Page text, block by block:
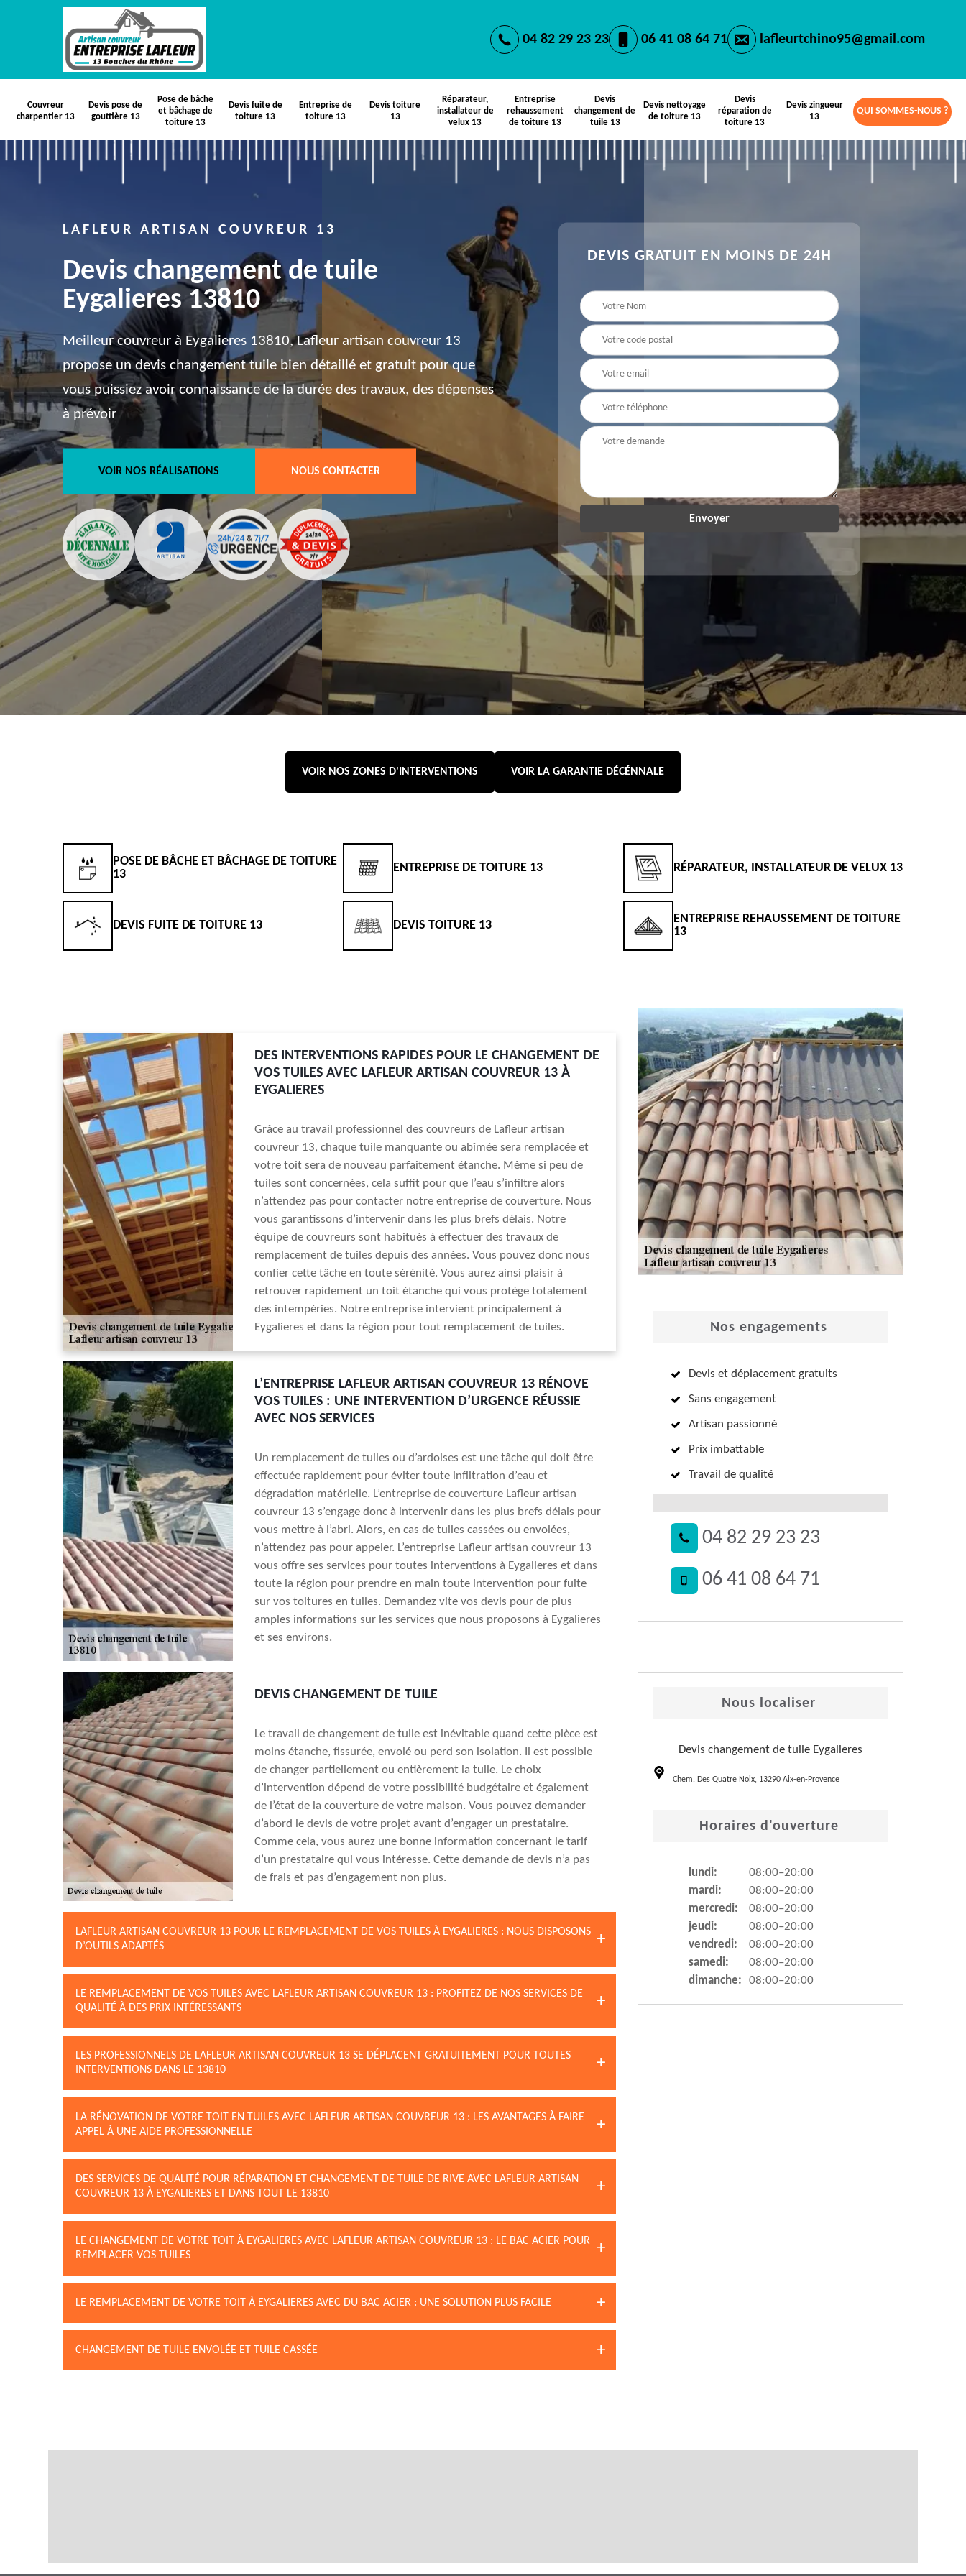
04 82 29 23 23 06 41 08 64 71 lafleurtchino95@gmail.com
Couvreur
charpentier 13
Devis pose de
gouttière 13
Pose de bâche
et bâchage de
toiture 13
Devis fuite de
toiture 13
Entreprise de
toiture 13
Devis toiture
13
Réparateur,
installateur de
velux 13
Entreprise
rehaussement
de toiture 13
Devis
changement de
tuile 13
Devis nettoyage
de toiture 13
Devis
réparation de
toiture 13
Devis zingueur
13
QUI SOMMES-NOUS ?
LAFLEUR ARTISAN COUVREUR 13
Devis changement de tuile
Eygalieres 13810
Meilleur couvreur à Eygalieres 13810, Lafleur artisan couvreur 13
propose un devis changement tuile bien détaillé et gratuit pour que
vous puissiez avoir connaissance de la durée des travaux, des dépenses
à prévoir
VOIR NOS RÉALISATIONS NOUS CONTACTER
DEVIS GRATUIT EN MOINS DE 24H
VOIR NOS ZONES D'INTERVENTIONS VOIR LA GARANTIE DÉCÉNNALE
POSE DE BÂCHE ET BÂCHAGE DE TOITURE
13
DEVIS FUITE DE TOITURE 13
ENTREPRISE DE TOITURE 13
DEVIS TOITURE 13
RÉPARATEUR, INSTALLATEUR DE VELUX 13
ENTREPRISE REHAUSSEMENT DE TOITURE
13
DES INTERVENTIONS RAPIDES POUR LE CHANGEMENT DE
VOS TUILES AVEC LAFLEUR ARTISAN COUVREUR 13 À
EYGALIERES
Grâce au travail professionnel des couvreurs de Lafleur artisan
couvreur 13, chaque tuile manquante ou abîmée sera remplacée et
votre toit sera de nouveau parfaitement étanche. Même si peu de
tuiles sont concernées, cela suffit pour que l’eau s’infiltre alors
n’attendez pas pour contacter notre entreprise de couverture. Nous
vous garantissons d’intervenir dans les plus brefs délais. Notre
équipe de couvreurs sont habitués à effectuer des travaux de
remplacement de tuiles depuis des années. Vous pouvez donc nous
confier cette tâche en toute sérénité. Vous aurez ainsi plaisir à
retrouver rapidement un toit étanche qui vous protège totalement
des intempéries. Notre entreprise intervient principalement à
Eygalieres et dans la région pour tout remplacement de tuiles.
L’ENTREPRISE LAFLEUR ARTISAN COUVREUR 13 RÉNOVE
VOS TUILES : UNE INTERVENTION D’URGENCE RÉUSSIE
AVEC NOS SERVICES
Un remplacement de tuiles ou d’ardoises est une tâche qui doit être
effectuée rapidement pour éviter toute infiltration d’eau et
dégradation matérielle. L’entreprise de couverture Lafleur artisan
couvreur 13 s’engage donc à intervenir dans les plus brefs délais pour
vous mettre à l’abri. Alors, en cas de tuiles cassées ou envolées,
n’attendez pas pour appeler. L’entreprise Lafleur artisan couvreur 13
vous offre ses services pour toutes interventions à Eygalieres et dans
toute la région pour prendre en main toute intervention pour fuite
sur vos toitures en tuiles. Demandez vite vos devis pour de plus
amples informations sur les services que nous proposons à Eygalieres
et ses environs.
DEVIS CHANGEMENT DE TUILE
Le travail de changement de tuile est inévitable quand cette pièce est
moins étanche, fissurée, envolé ou perd son isolation. Il est possible
de changer partiellement ou entièrement la tuile. Le choix
d’intervention dépend de votre possibilité budgétaire et également
de l’état de la couverture de votre maison. Vous pouvez demander
d’abord le devis de votre projet avant d’engager un prestataire.
Comme cela, vous aurez une bonne information concernant le tarif
d’un prestataire qui vous intéresse. Cette demande de devis n’a pas
de frais et pas d’engagement non plus.
LAFLEUR ARTISAN COUVREUR 13 POUR LE REMPLACEMENT DE VOS TUILES À EYGALIERES : NOUS DISPOSONS
D’OUTILS ADAPTÉS
LE REMPLACEMENT DE VOS TUILES AVEC LAFLEUR ARTISAN COUVREUR 13 : PROFITEZ DE NOS SERVICES DE
QUALITÉ À DES PRIX INTÉRESSANTS
LES PROFESSIONNELS DE LAFLEUR ARTISAN COUVREUR 13 SE DÉPLACENT GRATUITEMENT POUR TOUTES
INTERVENTIONS DANS LE 13810
LA RÉNOVATION DE VOTRE TOIT EN TUILES AVEC LAFLEUR ARTISAN COUVREUR 13 : LES AVANTAGES À FAIRE
APPEL À UNE AIDE PROFESSIONNELLE
DES SERVICES DE QUALITÉ POUR RÉPARATION ET CHANGEMENT DE TUILE DE RIVE AVEC LAFLEUR ARTISAN
COUVREUR 13 À EYGALIERES ET DANS TOUT LE 13810
LE CHANGEMENT DE VOTRE TOIT À EYGALIERES AVEC LAFLEUR ARTISAN COUVREUR 13 : LE BAC ACIER POUR
REMPLACER VOS TUILES
LE REMPLACEMENT DE VOTRE TOIT À EYGALIERES AVEC DU BAC ACIER : UNE SOLUTION PLUS FACILE
CHANGEMENT DE TUILE ENVOLÉE ET TUILE CASSÉE
Nos engagements
Devis et déplacement gratuits
Sans engagement
Artisan passionné
Prix imbattable
Travail de qualité
04 82 29 23 23
06 41 08 64 71
Nous localiser
Devis changement de tuile Eygalieres
Chem. Des Quatre Noix, 13290 Aix-en-Provence
Horaires d'ouverture
lundi:
08:00–20:00
mardi:
08:00–20:00
mercredi:
08:00–20:00
jeudi:
08:00–20:00
vendredi:
08:00–20:00
samedi:
08:00–20:00
dimanche:
08:00–20:00